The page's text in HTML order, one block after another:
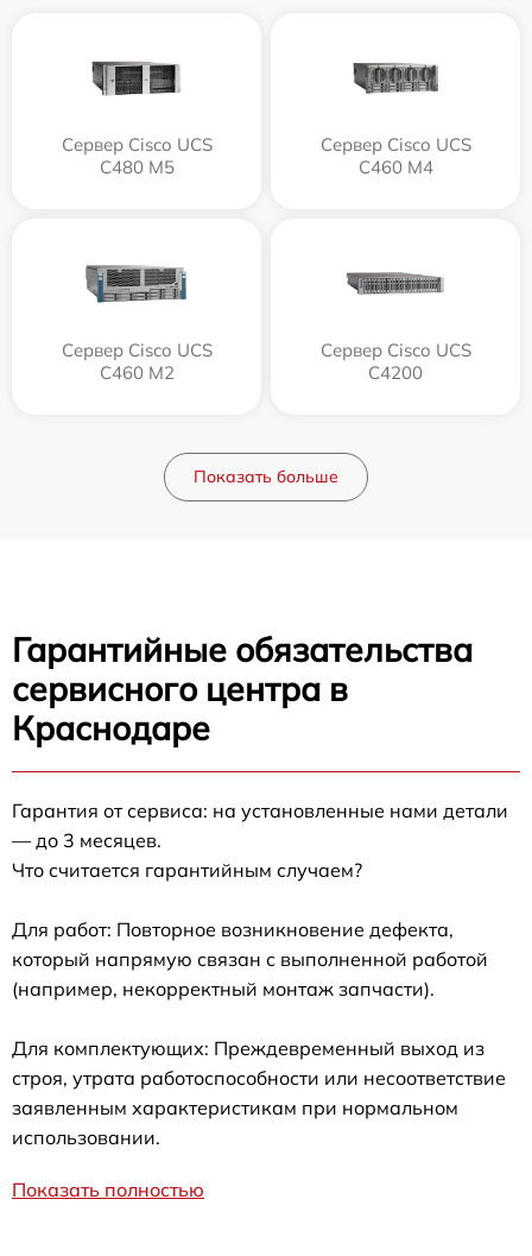
Сервер Cisco UCS
C480 M5
Сервер Cisco UCS
C460 M4
Сервер Cisco UCS
C460 M2
Сервер Cisco UCS
C4200
Показать больше
Гарантийные обязательства
сервисного центра в
Краснодаре
Гарантия от сервиса: на установленные нами детали
— до 3 месяцев.
Что считается гарантийным случаем?
Для работ: Повторное возникновение дефекта,
который напрямую связан с выполненной работой
(например, некорректный монтаж запчасти).
Для комплектующих: Преждевременный выход из
строя, утрата работоспособности или несоответствие
заявленным характеристикам при нормальном
использовании.
Показать полностью